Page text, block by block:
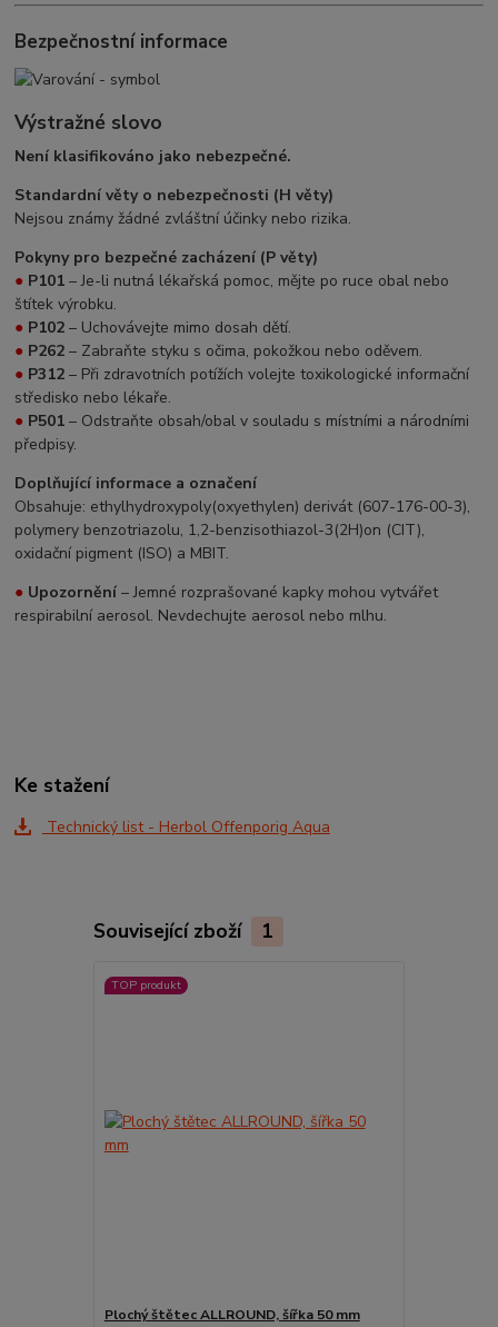
Bezpečnostní informace
Výstražné slovo
Není klasifikováno jako nebezpečné.
Standardní věty o nebezpečnosti (H věty)
Nejsou známy žádné zvláštní účinky nebo rizika.
Pokyny pro bezpečné zacházení (P věty)
● P101 – Je-li nutná lékařská pomoc, mějte po ruce obal nebo
štítek výrobku.
● P102 – Uchovávejte mimo dosah dětí.
● P262 – Zabraňte styku s očima, pokožkou nebo oděvem.
● P312 – Při zdravotních potížích volejte toxikologické informační
středisko nebo lékaře.
● P501 – Odstraňte obsah/obal v souladu s místními a národními
předpisy.
Doplňující informace a označení
Obsahuje: ethylhydroxypoly(oxyethylen) derivát (607-176-00-3),
polymery benzotriazolu, 1,2-benzisothiazol-3(2H)on (CIT),
oxidační pigment (ISO) a MBIT.
● Upozornění – Jemné rozprašované kapky mohou vytvářet
respirabilní aerosol. Nevdechujte aerosol nebo mlhu.
Ke stažení
Technický list - Herbol Offenporig Aqua
Související zboží 1
TOP produkt
Plochý štětec ALLROUND, šířka 50 mm